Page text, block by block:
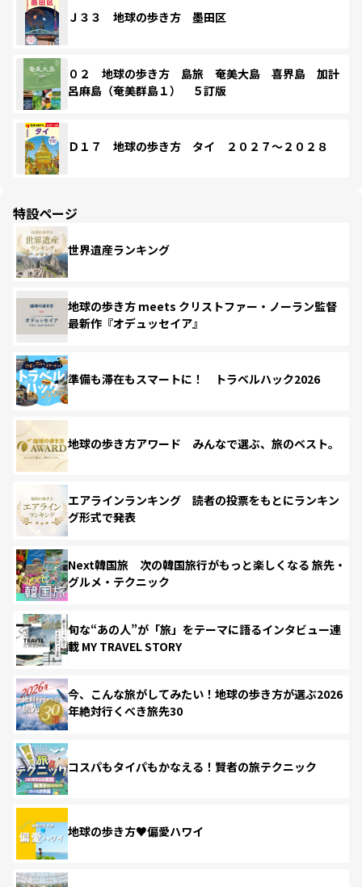
Ｊ３３ 地球の歩き方 墨田区
０２ 地球の歩き方 島旅 奄美大島 喜界島 加計
呂麻島（奄美群島１） ５訂版
Ｄ１７ 地球の歩き方 タイ ２０２７～２０２８
特設ページ
世界遺産ランキング
地球の歩き方 meets クリストファー・ノーラン監督
最新作『オデュッセイア』
準備も滞在もスマートに！ トラベルハック2026
地球の歩き方アワード みんなで選ぶ、旅のベスト。
エアラインランキング 読者の投票をもとにランキン
グ形式で発表
Next韓国旅 次の韓国旅行がもっと楽しくなる 旅先・
グルメ・テクニック
旬な“あの人”が「旅」をテーマに語るインタビュー連
載 MY TRAVEL STORY
今、こんな旅がしてみたい！地球の歩き方が選ぶ2026
年絶対行くべき旅先30
コスパもタイパもかなえる！賢者の旅テクニック
地球の歩き方♥偏愛ハワイ